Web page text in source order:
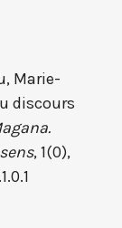
Marie-
discours
, 1(0),